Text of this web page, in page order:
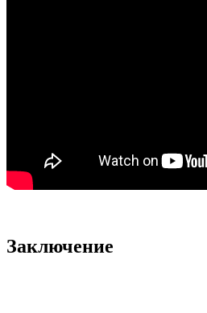
Заключение